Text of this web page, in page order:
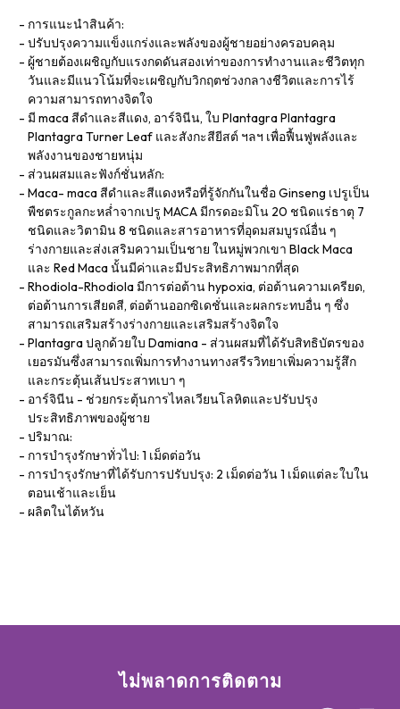
การแนะนำสินค้า:
ปรับปรุงความแข็งแกร่งและพลังของผู้ชายอย่างครอบคลุม
ผู้ชายต้องเผชิญกับแรงกดดันสองเท่าของการทำงานและชีวิตทุก
วันและมีแนวโน้มที่จะเผชิญกับวิกฤตช่วงกลางชีวิตและการไร้
ความสามารถทางจิตใจ
มี maca สีดำและสีแดง, อาร์จินีน, ใบ Plantagra Plantagra
Plantagra Turner Leaf และสังกะสียีสต์ ฯลฯ เพื่อฟื้นฟูพลังและ
พลังงานของชายหนุ่ม
ส่วนผสมและฟังก์ชั่นหลัก:
Maca- maca สีดำและสีแดงหรือที่รู้จักกันในชื่อ Ginseng เปรูเป็น
พืชตระกูลกะหล่ำจากเปรู MACA มีกรดอะมิโน 20 ชนิดแร่ธาตุ 7
ชนิดและวิตามิน 8 ชนิดและสารอาหารที่อุดมสมบูรณ์อื่น ๆ
ร่างกายและส่งเสริมความเป็นชาย ในหมู่พวกเขา Black Maca
และ Red Maca นั้นมีค่าและมีประสิทธิภาพมากที่สุด
Rhodiola-Rhodiola มีการต่อต้าน hypoxia, ต่อต้านความเครียด,
ต่อต้านการเสียดสี, ต่อต้านออกซิเดชั่นและผลกระทบอื่น ๆ ซึ่ง
สามารถเสริมสร้างร่างกายและเสริมสร้างจิตใจ
Plantagra ปลูกด้วยใบ Damiana - ส่วนผสมที่ได้รับสิทธิบัตรของ
เยอรมันซึ่งสามารถเพิ่มการทำงานทางสรีรวิทยาเพิ่มความรู้สึก
และกระตุ้นเส้นประสาทเบา ๆ
อาร์จินีน - ช่วยกระตุ้นการไหลเวียนโลหิตและปรับปรุง
ประสิทธิภาพของผู้ชาย
ปริมาณ:
การบำรุงรักษาทั่วไป: 1 เม็ดต่อวัน
การบำรุงรักษาที่ได้รับการปรับปรุง: 2 เม็ดต่อวัน 1 เม็ดแต่ละใบใน
ตอนเช้าและเย็น
ผลิตในไต้หวัน
ไม่พลาดการติดตาม